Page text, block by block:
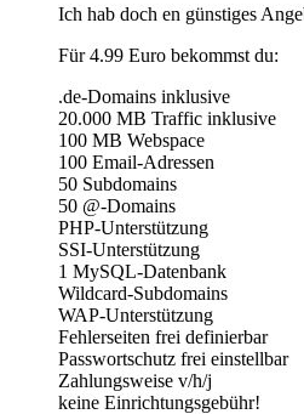
Ich hab doch en günstiges
Für 4.99 Euro bekommst du:
.de-Domains inklusive
20.000 MB Traffic inklusive
100 MB Webspace
100 Email-Adressen
50 Subdomains
50 @-Domains
PHP-Unterstützung
SSI-Unterstützung
1 MySQL-Datenbank
Wildcard-Subdomains
WAP-Unterstützung
Fehlerseiten frei definierbar
Passwortschutz frei einstellbar
Zahlungsweise v/h/j
keine Einrichtungsgebühr!